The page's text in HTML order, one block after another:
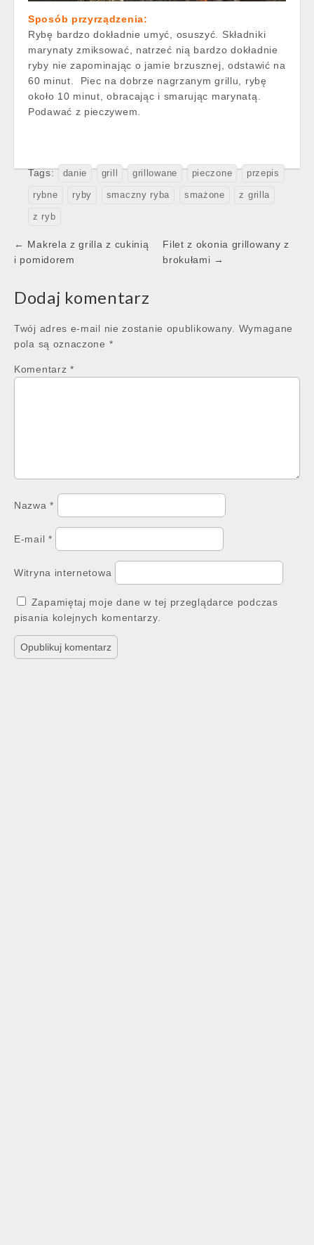
Sposób przyrządzenia:
Rybę bardzo dokładnie umyć, osuszyć. Składniki
marynaty zmiksować, natrzeć nią bardzo dokładnie
ryby nie zapominając o jamie brzusznej, odstawić na
60 minut. Piec na dobrze nagrzanym grillu, rybę
około 10 minut, obracając i smarując marynatą.
Podawać z pieczywem.
Tags: danie grill grillowane pieczone przepis
rybne ryby smaczny ryba smażone z grilla
z ryb
Post
navigation
← Makrela z grilla z cukinią
i pomidorem
Filet z okonia grillowany z
brokułami →
Dodaj komentarz
Twój adres e-mail nie zostanie opublikowany.
Wymagane
pola są oznaczone *
Komentarz *
Nazwa*
E-mail *
Witryna internetowa
Zapamiętaj moje dane w tej przeglądarce podczas
pisania kolejnych komentarzy.